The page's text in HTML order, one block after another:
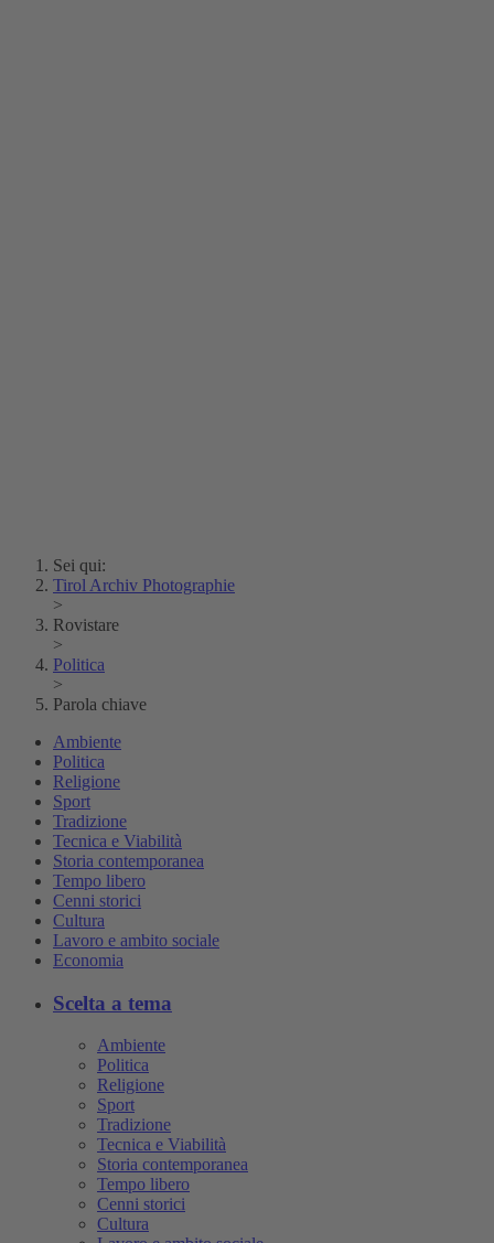
Sei qui:
Tirol Archiv Photographie
>
Rovistare
>
Politica
>
Parola chiave
Ambiente
Politica
Religione
Sport
Tradizione
Tecnica e Viabilità
Storia contemporanea
Tempo libero
Cenni storici
Cultura
Lavoro e ambito sociale
Economia
Scelta a tema
Ambiente
Politica
Religione
Sport
Tradizione
Tecnica e Viabilità
Storia contemporanea
Tempo libero
Cenni storici
Cultura